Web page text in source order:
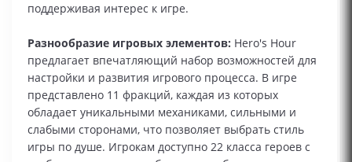
поддерживая интерес к игре.
Разнообразие игровых элементов: Hero's Hour
предлагает впечатляющий набор возможностей для
настройки и развития игрового процесса. В игре
представлено 11 фракций, каждая из которых
обладает уникальными механиками, сильными и
слабыми сторонами, что позволяет выбрать стиль
игры по душе. Игрокам доступно 22 класса героев с